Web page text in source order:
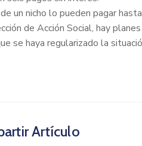
un nicho lo pueden pagar
de Acción Social, hay
se haya regularizado la
Artículo